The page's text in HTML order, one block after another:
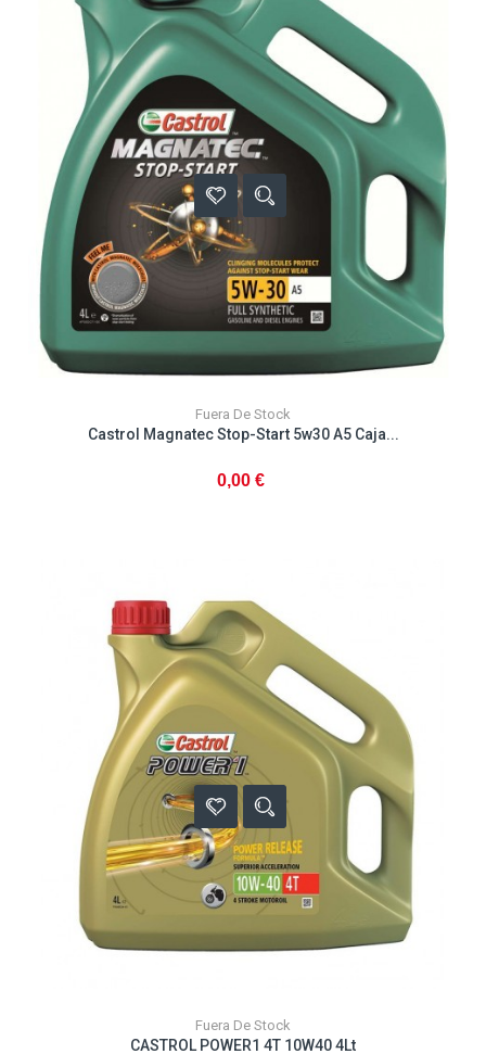
Fuera De Stock
Castrol Magnatec Stop-Start 5w30 A5 Caja...
0,00 €
Fuera De Stock
CASTROL POWER1 4T 10W40 4Lt